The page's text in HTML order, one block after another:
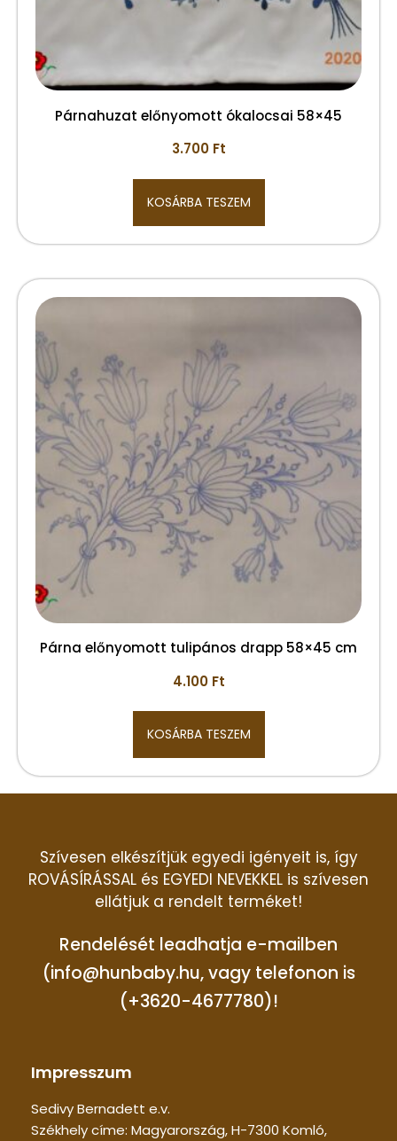
Párnahuzat előnyomott ókalocsai 58×45
3.700 Ft
KOSÁRBA TESZEM
Párna előnyomott tulipános drapp 58×45 cm
4.100 Ft
KOSÁRBA TESZEM
Szívesen elkészítjük egyedi igényeit is, így
ROVÁSÍRÁSSAL és EGYEDI NEVEKKEL is szívesen
ellátjuk a rendelt terméket!
Rendelését leadhatja e-mailben
(info@hunbaby.hu, vagy telefonon is
(+3620-4677780)!
Impresszum
Sedivy Bernadett e.v.
Székhely címe: Magyarország, H-7300 Komló,